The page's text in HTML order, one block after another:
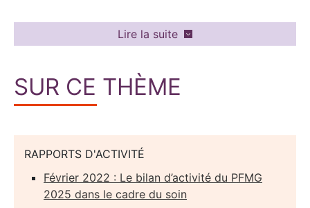
Lire la suite
SUR CE THÈME
RAPPORTS D'ACTIVITÉ
Février 2022 : Le bilan d’activité du PFMG
2025 dans le cadre du soin